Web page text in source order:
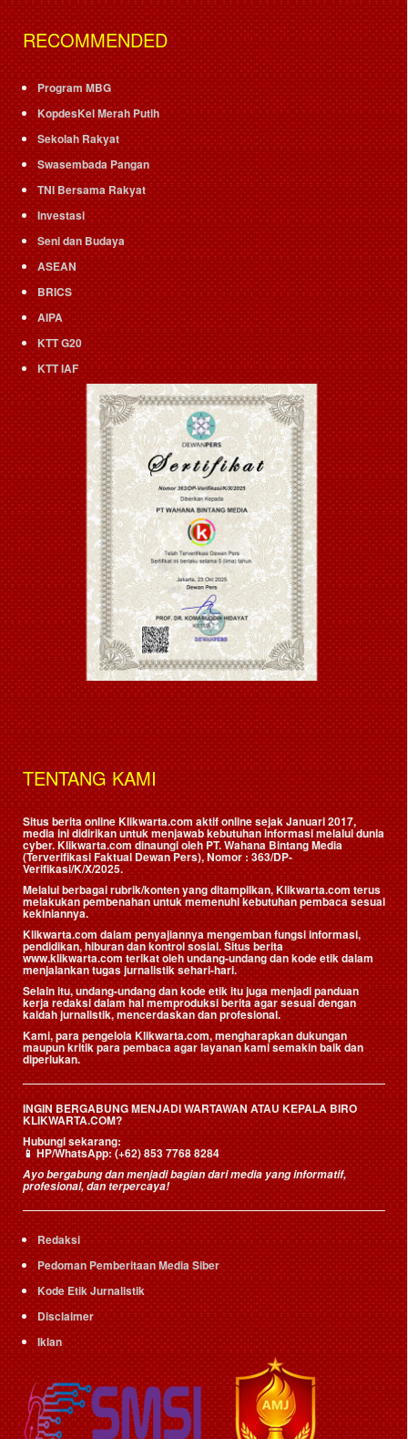
RECOMMENDED
Program MBG
KopdesKel Merah Putih
Sekolah Rakyat
Swasembada Pangan
TNI Bersama Rakyat
Investasi
Seni dan Budaya
ASEAN
BRICS
AIPA
KTT G20
KTT IAF
TENTANG KAMI
Situs berita online Klikwarta.com aktif online sejak Januari 2017,
media ini didirikan untuk menjawab kebutuhan informasi melalui dunia
cyber. Klikwarta.com dinaungi oleh PT. Wahana Bintang Media
(Terverifikasi Faktual Dewan Pers), Nomor : 363/DP-
Verifikasi/K/X/2025.
Melalui berbagai rubrik/konten yang ditampilkan, Klikwarta.com terus
melakukan pembenahan untuk memenuhi kebutuhan pembaca sesuai
kekiniannya.
Klikwarta.com dalam penyajiannya mengemban fungsi informasi,
pendidikan, hiburan dan kontrol sosial. Situs berita
www.klikwarta.com terikat oleh undang-undang dan kode etik dalam
menjalankan tugas jurnalistik sehari-hari.
Selain itu, undang-undang dan kode etik itu juga menjadi panduan
kerja redaksi dalam hal memproduksi berita agar sesuai dengan
kaidah jurnalistik, mencerdaskan dan profesional.
Kami, para pengelola Klikwarta.com, mengharapkan dukungan
maupun kritik para pembaca agar layanan kami semakin baik dan
diperlukan.
INGIN BERGABUNG MENJADI WARTAWAN ATAU KEPALA BIRO
KLIKWARTA.COM?
Hubungi sekarang:
📱HP/WhatsApp:(+62) 853 7768 8284
Ayo bergabung dan menjadi bagian dari media yang informatif,
profesional, dan terpercaya!
Redaksi
Pedoman Pemberitaan Media Siber
Kode Etik Jurnalistik
Disclaimer
Iklan